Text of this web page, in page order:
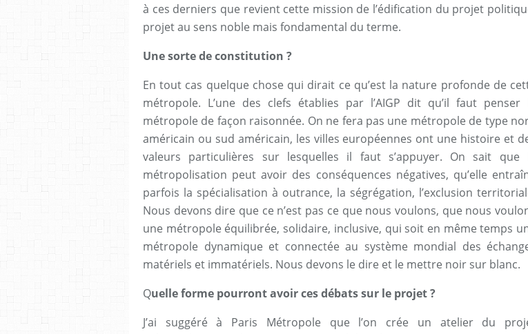
à ces derniers que revient cette mission de l’édification du projet
projet au sens noble mais fondamental du terme.
Une sorte de constitution ?
En tout cas quelque chose qui dirait ce qu’est la nature profonde de
métropole. L’une des clefs établies par l’AIGP dit qu’il faut penser
métropole de façon raisonnée. On ne fera pas une métropole de type
américain ou sud américain, les villes européennes ont une histoire et
valeurs particulières sur lesquelles il faut s’appuyer. On sait que
métropolisation peut avoir des conséquences négatives, qu’elle
parfois la spécialisation à outrance, la ségrégation, l’exclusion
Nous devons dire que ce n’est pas ce que nous voulons, que nous
une métropole équilibrée, solidaire, inclusive, qui soit en même temps
métropole dynamique et connectée au système mondial des
matériels et immatériels. Nous devons le dire et le mettre noir sur blanc.
Quelle forme pourront avoir ces débats sur le projet ?
J’ai suggéré à Paris Métropole que l’on crée un atelier du